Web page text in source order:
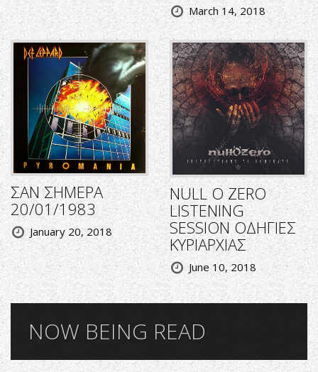
March 14, 2018
ΣΑΝ ΣΗΜΕΡΑ
20/01/1983
January 20, 2018
NULL O ZERO
LISTENING
SESSION ΟΔΗΓΙΕΣ
ΚΥΡΙΑΡΧΙΑΣ
June 10, 2018
NOW BEING READ